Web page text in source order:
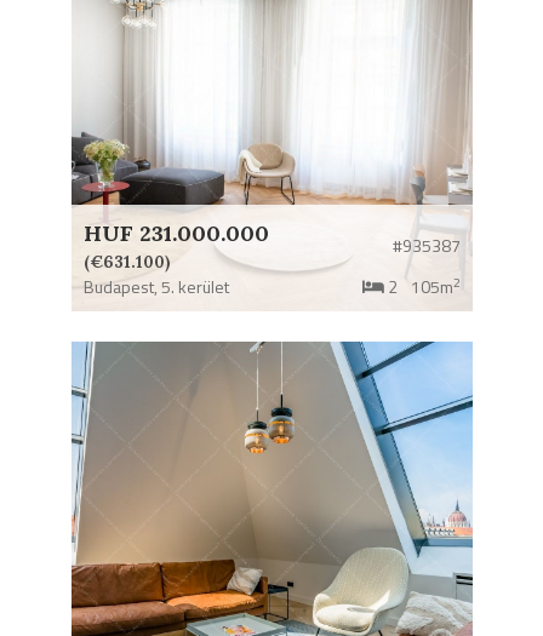
HUF 231.000.000
(€631.100)
#935387
Budapest,5. kerület 2 105m2